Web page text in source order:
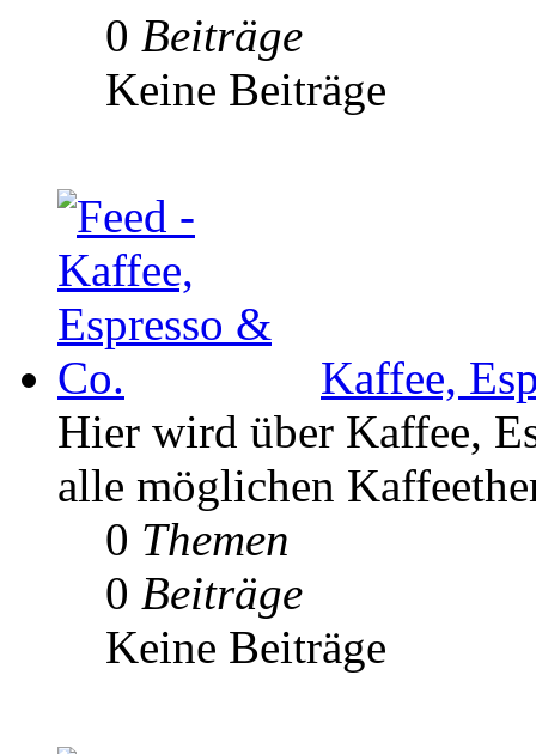
0 Beiträge
Keine Beiträge
Kaffee,
Hier wird über Kaffee,
alle möglichen
0 Themen
0 Beiträge
Keine Beiträge